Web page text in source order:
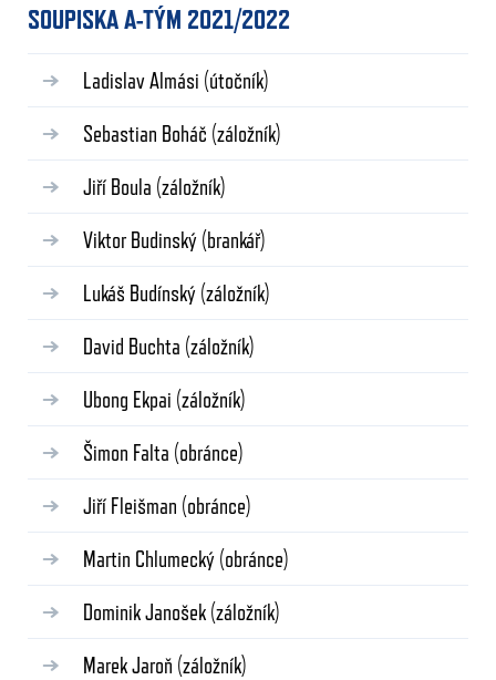
SOUPISKA A-TÝM 2021/2022
Ladislav Almási (útočník)
Sebastian Boháč (záložník)
Jiří Boula (záložník)
Viktor Budinský (brankář)
Lukáš Budínský (záložník)
David Buchta (záložník)
Ubong Ekpai (záložník)
Šimon Falta (obránce)
Jiří Fleišman (obránce)
Martin Chlumecký (obránce)
Dominik Janošek (záložník)
Marek Jaroň (záložník)